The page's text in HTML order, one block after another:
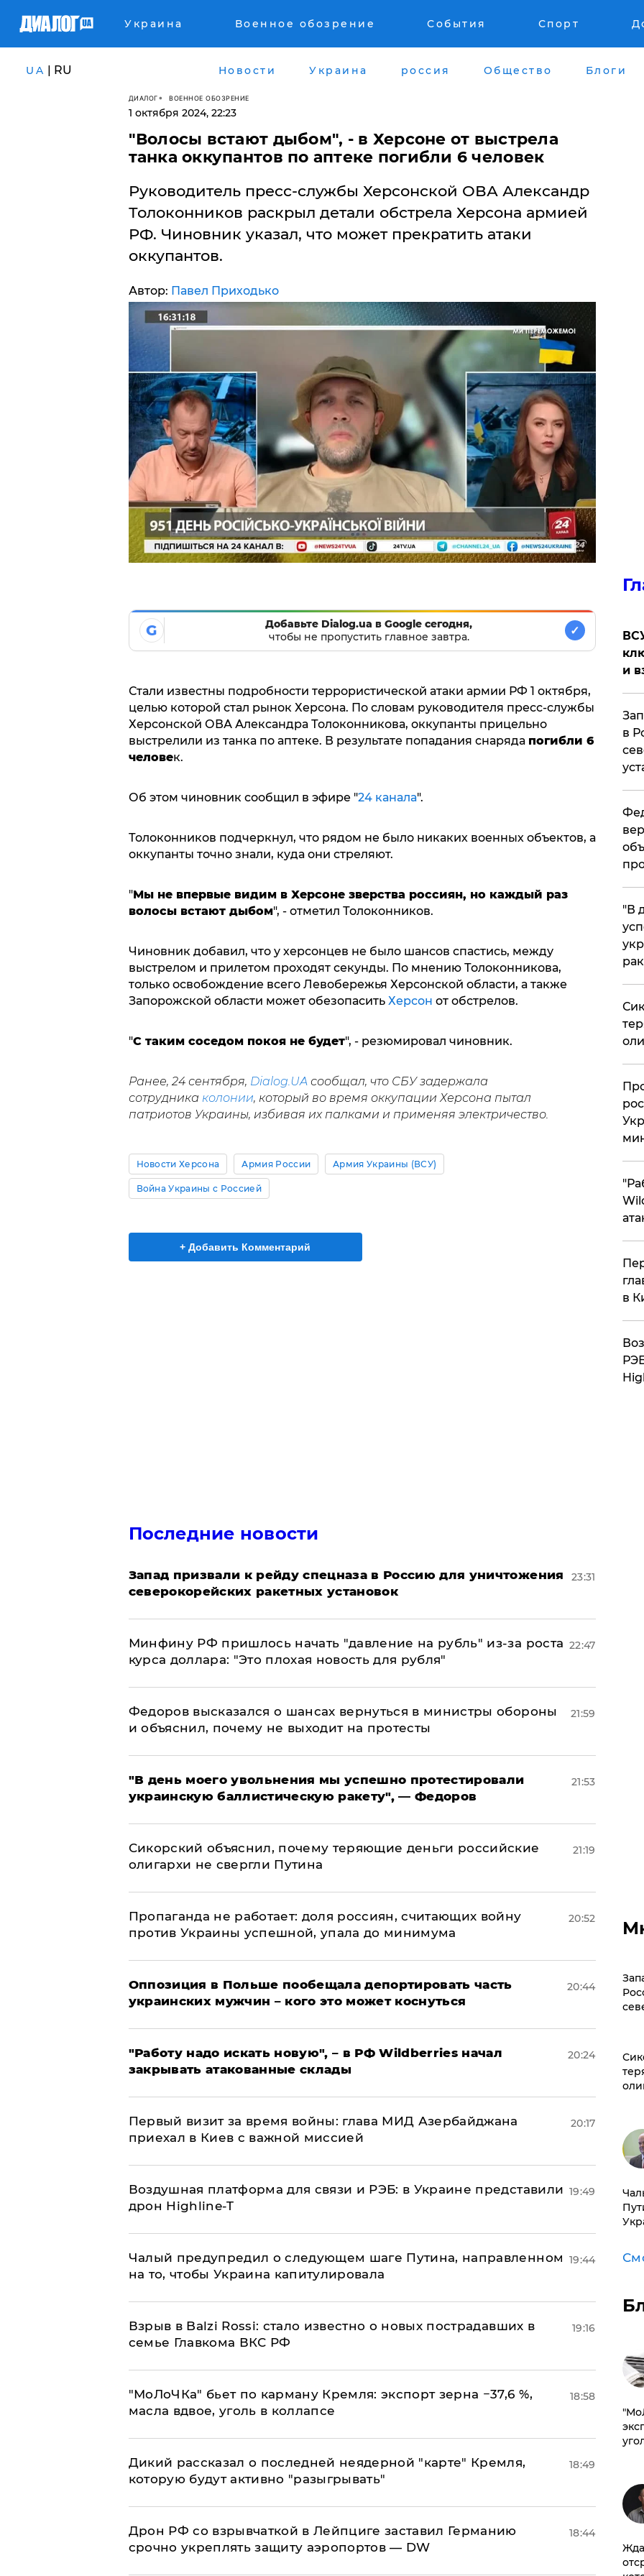
Украина Военное обозрение События Спорт
UA | RU Новости Украина россия Общество Блоги
ДИАЛОГ ВОЕННОЕ ОБОЗРЕНИЕ
1 октября 2024, 22:23
"Волосы встают дыбом", - в Херсоне от выстрела
танка оккупантов по аптеке погибли 6 человек
Руководитель пресс-службы Херсонской ОВА Александр
Толоконников раскрыл детали обстрела Херсона армией
РФ. Чиновник указал, что может прекратить атаки
оккупантов.
Автор: Павел Приходько
G
Добавьте Dialog.ua в Google сегодня,
чтобы не пропустить главное завтра.
✓
Стали известны подробности террористической атаки армии РФ 1 октября,
целью которой стал рынок Херсона. По словам руководителя пресс-службы
Херсонской ОВА Александра Толоконникова, оккупанты прицельно
выстрелили из танка по аптеке. В результате попадания снаряда погибли 6
человек.
Об этом чиновник сообщил в эфире "24 канала".
Толоконников подчеркнул, что рядом не было никаких военных объектов, а
оккупанты точно знали, куда они стреляют.
"Мы не впервые видим в Херсоне зверства россиян, но каждый раз
волосы встают дыбом", - отметил Толоконников.
Чиновник добавил, что у херсонцев не было шансов спастись, между
выстрелом и прилетом проходят секунды. По мнению Толоконникова,
только освобождение всего Левобережья Херсонской области, а также
Запорожской области может обезопасить Херсон от обстрелов.
"С таким соседом покоя не будет", - резюмировал чиновник.
Ранее, 24 сентября, Dialog.UAсообщал, что СБУ задержала
сотрудника колонии, который во время оккупации Херсона пытал
патриотов Украины, избивая их палками и применяя электричество.
Новости Херсона Армия России Армия Украины (ВСУ)
Война Украины с Россией
+ Добавить Комментарий
Последние новости
Запад призвали к рейду спецназа в Россию для уничтожения
северокорейских ракетных установок
23:31
Минфину РФ пришлось начать "давление на рубль" из-за роста
курса доллара: "Это плохая новость для рубля"
22:47
Федоров высказался о шансах вернуться в министры обороны
и объяснил, почему не выходит на протесты
21:59
​"В день моего увольнения мы успешно протестировали
украинскую баллистическую ракету", — Федоров
21:53
Сикорский объяснил, почему теряющие деньги российские
олигархи не свергли Путина
21:19
​Пропаганда не работает: доля россиян, считающих войну
против Украины успешной, упала до минимума
20:52
Оппозиция в Польше пообещала депортировать часть
украинских мужчин – кого это может коснуться
20:44
"Работу надо искать новую", – в РФ Wildberries начал
закрывать атакованные склады
20:24
Первый визит за время войны: глава МИД Азербайджана
приехал в Киев с важной миссией
20:17
Воздушная платформа для связи и РЭБ: в Украине представили
дрон Highline-T
19:49
Чалый предупредил о следующем шаге Путина, направленном
на то, чтобы Украина капитулировала
19:44
Взрыв в Balzi Rossi: стало известно о новых пострадавших в
семье Главкома ВКС РФ
19:16
​"МоЛоЧКа" бьет по карману Кремля: экспорт зерна −37,6 %,
масла вдвое, уголь в коллапсе
18:58
Дикий рассказал о последней неядерной "карте" Кремля,
которую будут активно "разыгрывать"
18:49
​Дрон РФ со взрывчаткой в Лейпциге заставил Германию
срочно укреплять защиту аэропортов — DW
18:44
и
в
​"В
в